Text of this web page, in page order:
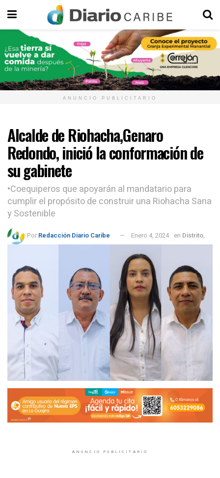
ANUNCIO PUBLICITARIO
Alcalde de Riohacha,Genaro
Redondo, inició la conformación de
su gabinete
•Coequiperos que apoyarán al mandatario para
cumplir el propósito de construir una Riohacha Sana
y Sostenible
Por:Redacción Diario Caribe Enero 4, 2024 en Distrito,
ANUNCIO PUBLICITARIO